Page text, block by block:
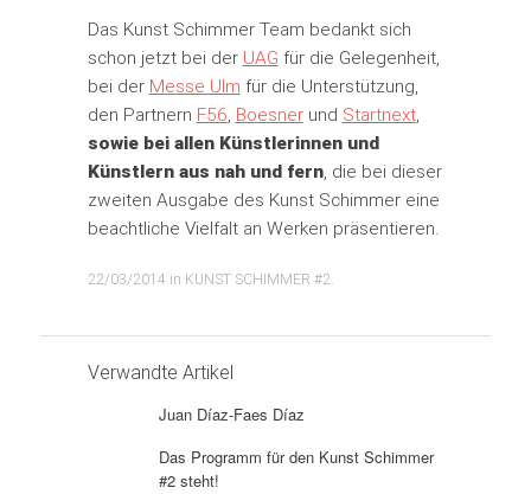
Das Kunst Schimmer Team bedankt sich
schon jetzt bei der UAG für die Gelegenheit,
bei der Messe Ulm für die Unterstützung,
den Partnern F56, Boesnerund Startnext,
sowie bei allen Künstlerinnen und
Künstlern aus nah und fern, die bei dieser
zweiten Ausgabe des Kunst Schimmer eine
beachtliche Vielfalt an Werken präsentieren.
22/03/2014 in KUNST SCHIMMER #2.
Verwandte Artikel
Juan Díaz-Faes Díaz
Das Programm für den Kunst Schimmer
#2 steht!